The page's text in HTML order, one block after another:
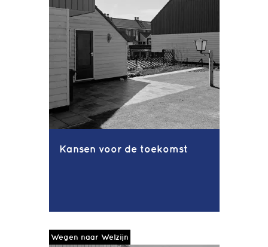
Kansen voor de toekomst
Wegen naar Welzijn